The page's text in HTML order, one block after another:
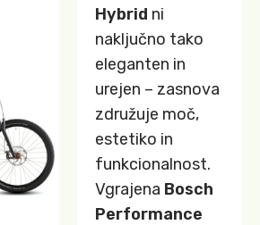
Hybrid ni
naključno tako
eleganten in
urejen – zasnova
združuje moč,
estetiko in
funkcionalnost.
Vgrajena Bosch
Performance